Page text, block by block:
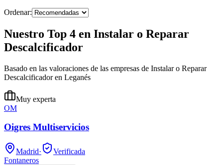
Ordenar:
Nuestro Top 4 en Instalar o Reparar
Descalcificador
Basado en las valoraciones de las empresas de Instalar o Reparar
Descalcificador en Leganés
Muy experta
OM
Oigres Multiservicios
Madrid·
Verificada
Fontaneros